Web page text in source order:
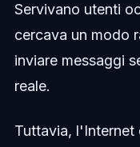
Servivano utenti
cercava un modo
inviare messaggi
reale.
Tuttavia,